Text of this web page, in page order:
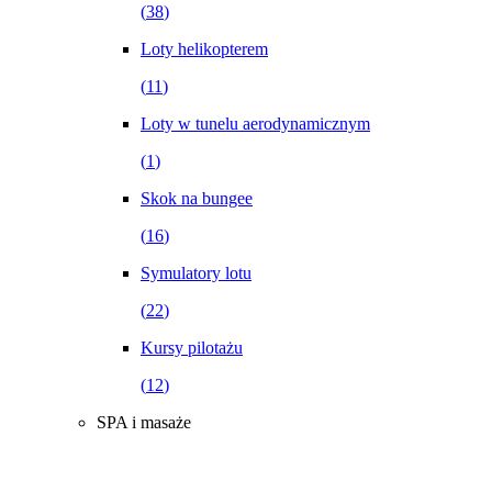
(38)
Loty helikopterem
(11)
Loty w tunelu aerodynamicznym
(1)
Skok na bungee
(16)
Symulatory lotu
(22)
Kursy pilotażu
(12)
SPA i masaże